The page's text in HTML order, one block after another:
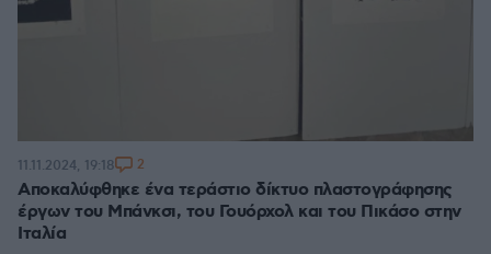
Αποκαλύφθηκε ένα τεράστιο δίκτυο πλαστογράφησης
έργων του Μπάνκσι, του Γουόρχολ και του Πικάσο στην
Ιταλία
11.11.2024, 19:18 2